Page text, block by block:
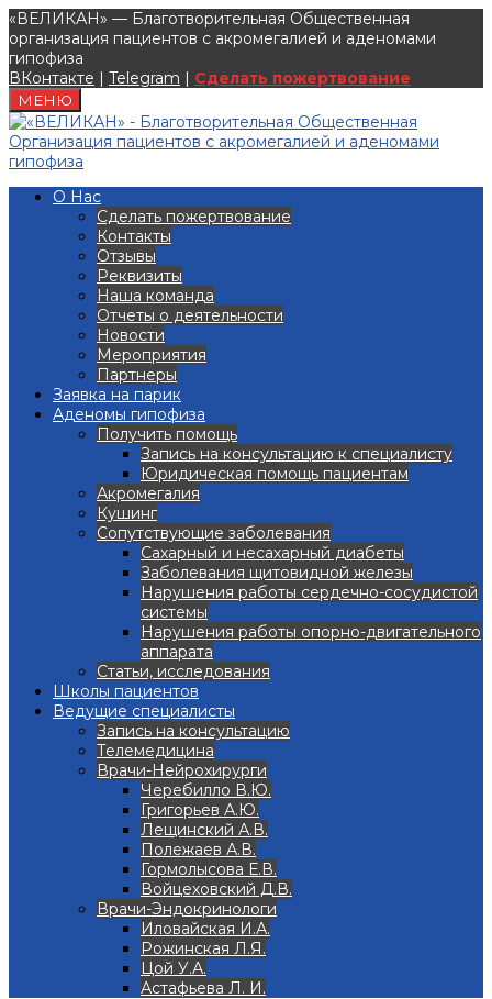
«ВЕЛИКАН» — Благотворительная Общественная
организация пациентов с акромегалией и аденомами
гипофиза
ВКонтакте | Telegram | Сделать пожертвование
МЕНЮ
О Нас
Сделать пожертвование
Контакты
Отзывы
Реквизиты
Наша команда
Отчеты о деятельности
Новости
Мероприятия
Партнеры
Заявка на парик
Аденомы гипофиза
Получить помощь
Запись на консультацию к специалисту
Юридическая помощь пациентам
Акромегалия
Кушинг
Сопутствующие заболевания
Сахарный и несахарный диабеты
Заболевания щитовидной железы
Нарушения работы сердечно-сосудистой
системы
Нарушения работы опорно-двигательного
аппарата
Статьи, исследования
Школы пациентов
Ведущие специалисты
Запись на консультацию
Телемедицина
Врачи-Нейрохирурги
Черебилло В.Ю.
Григорьев А.Ю.
Лещинский А.В.
Полежаев А.В.
Гормолысова Е.В.
Войцеховский Д.В.
Врачи-Эндокринологи
Иловайская И.А.
Рожинская Л.Я.
Цой У.А.
Астафьева Л. И.